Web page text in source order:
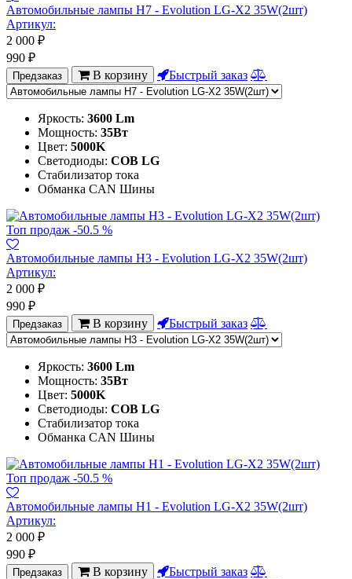
Автомобильные лампы H7 - Evolution LG-X2 35W(2шт)
Артикул:
2 000 ₽
990 ₽
Предзаказ В корзину Быстрый заказ
Яркость: 3600 Lm
Мощность: 35Вт
Цвет: 5000K
Светодиоды: COB LG
Стабилизатор тока
Обманка CAN Шины
Топ продаж -50.5 %
Автомобильные лампы H3 - Evolution LG-X2 35W(2шт)
Артикул:
2 000 ₽
990 ₽
Предзаказ В корзину Быстрый заказ
Яркость: 3600 Lm
Мощность: 35Вт
Цвет: 5000K
Светодиоды: COB LG
Стабилизатор тока
Обманка CAN Шины
Топ продаж -50.5 %
Автомобильные лампы H1 - Evolution LG-X2 35W(2шт)
Артикул:
2 000 ₽
990 ₽
Предзаказ В корзину Быстрый заказ